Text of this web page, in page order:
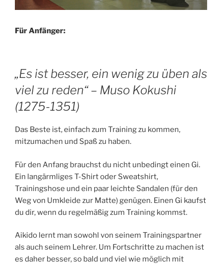
Für Anfänger:
„Es ist besser, ein wenig zu üben als
viel zu reden“ – Muso Kokushi
(1275-1351)
Das Beste ist, einfach zum Training zu kommen,
mitzumachen und Spaß zu haben.
Für den Anfang brauchst du nicht unbedingt einen Gi.
Ein langärmliges T-Shirt oder Sweatshirt,
Trainingshose und ein paar leichte Sandalen (für den
Weg von Umkleide zur Matte) genügen. Einen Gi kaufst
du dir, wenn du regelmäßig zum Training kommst.
Aikido lernt man sowohl von seinem Trainingspartner
als auch seinem Lehrer. Um Fortschritte zu machen ist
es daher besser, so bald und viel wie möglich mit